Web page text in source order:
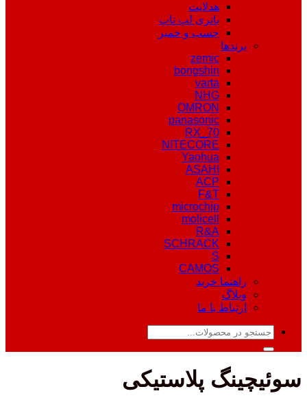
هدلایت
باتری لپ تاپ
چسب و خمیر
برندها
zemic
bongshin
varta
NHG
OMRON
panasonic
RX_70
NITECORE
Yaohua
ASAHI
ACP
F&T
microchip
molicell
R&A
SCHRACK
S
CAMOS
راهنما خرید
وبلاگ
ارتباط با ما
جستجو
سوئیچینگ پلاستیکی